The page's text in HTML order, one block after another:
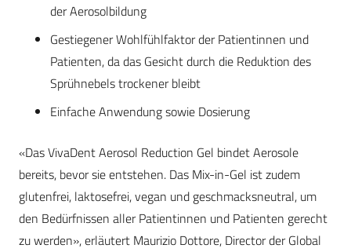
der Aerosolbildung
Gestiegener Wohlfühlfaktor der Patientinnen und
Patienten, da das Gesicht durch die Reduktion des
Sprühnebels trockener bleibt
Einfache Anwendung sowie Dosierung
«Das VivaDent Aerosol Reduction Gel bindet Aerosole
bereits, bevor sie entstehen. Das Mix-in-Gel ist zudem
glutenfrei, laktosefrei, vegan und geschmacksneutral, um
den Bedürfnissen aller Patientinnen und Patienten gerecht
zu werden», erläutert Maurizio Dottore, Director der Global